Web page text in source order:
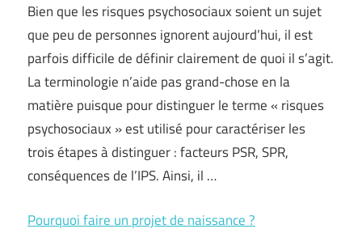
Bien que les risques psychosociaux soient un sujet
que peu de personnes ignorent aujourd’hui, il est
parfois difficile de définir clairement de quoi il s’agit.
La terminologie n’aide pas grand-chose en la
matière puisque pour distinguer le terme « risques
psychosociaux » est utilisé pour caractériser les
trois étapes à distinguer : facteurs PSR, SPR,
conséquences de l’IPS. Ainsi, il …
Pourquoi faire un projet de naissance ?